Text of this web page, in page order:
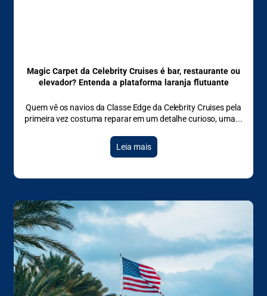
Magic Carpet da Celebrity Cruises é bar, restaurante ou
elevador? Entenda a plataforma laranja flutuante
Quem vê os navios da Classe Edge da Celebrity Cruises pela
primeira vez costuma reparar em um detalhe curioso, uma
Leia mais